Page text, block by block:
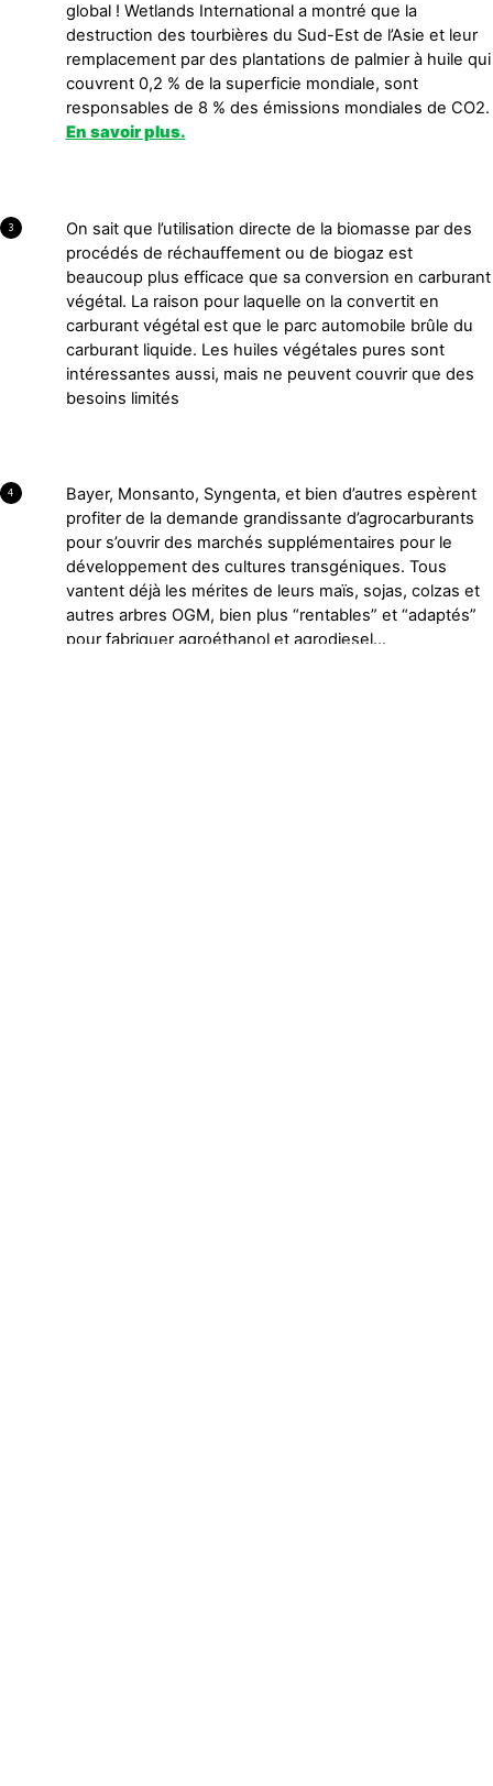
global ! Wetlands International a montré que la
destruction des tourbières du Sud-Est de l’Asie et leur
remplacement par des plantations de palmier à huile qui
couvrent 0,2 % de la superficie mondiale, sont
responsables de 8 % des émissions mondiales de CO2.
En savoir plus.
3
On sait que l’utilisation directe de la biomasse par des
procédés de réchauffement ou de biogaz est
beaucoup plus efficace que sa conversion en carburant
végétal. La raison pour laquelle on la convertit en
carburant végétal est que le parc automobile brûle du
carburant liquide. Les huiles végétales pures sont
intéressantes aussi, mais ne peuvent couvrir que des
besoins limités
4
Bayer, Monsanto, Syngenta, et bien d’autres espèrent
profiter de la demande grandissante d’agrocarburants
pour s’ouvrir des marchés supplémentaires pour le
développement des cultures transgéniques. Tous
vantent déjà les mérites de leurs maïs, sojas, colzas et
autres arbres OGM, bien plus “rentables” et “adaptés”
pour fabriquer agroéthanol et agrodiesel…